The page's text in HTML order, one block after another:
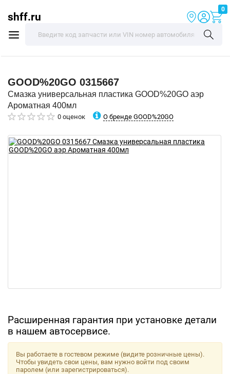
shff.ru
0
GOOD%20GO 0315667
Смазка универсальная пластика GOOD%20GO аэр
Ароматная 400мл
0 оценок О бренде GOOD%20GO
Расширенная гарантия при установке детали
в нашем автосервисе.
Вы работаете в гостевом режиме (видите розничные цены).
Чтобы увидеть свои цены, вам нужно войти под своим
паролем (или зарегистрироваться).